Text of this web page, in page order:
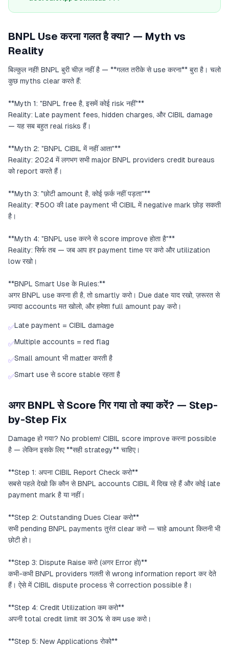
BNPL Use करना गलत है क्या? — Myth vs
Reality
बिल्कुल नहीं! BNPL बुरी चीज़ नहीं है — **गलत तरीके से use करना** बुरा है। चलो
कुछ myths clear करते हैं:
**Myth 1: "BNPL free है, इसमें कोई risk नहीं"**
Reality: Late payment fees, hidden charges, और CIBIL damage
— यह सब बहुत real risks हैं।
**Myth 2: "BNPL CIBIL में नहीं आता"**
Reality: 2024 में लगभग सभी major BNPL providers credit bureaus
को report करते हैं।
**Myth 3: "छोटी amount है, कोई फ़र्क नहीं पड़ता"**
Reality: ₹500 की late payment भी CIBIL में negative mark छोड़ सकती
है।
**Myth 4: "BNPL use करने से score improve होता है"**
Reality: सिर्फ तब — जब आप हर payment time पर करो और utilization
low रखो।
**BNPL Smart Use के Rules:**
अगर BNPL use करना ही है, तो smartly करो। Due date याद रखो, ज़रूरत से
ज़्यादा accounts मत खोलो, और हमेशा full amount pay करो।
✅Late payment = CIBIL damage
✅Multiple accounts = red flag
✅Small amount भी matter करती है
✅Smart use से score stable रहता है
अगर BNPL से Score गिर गया तो क्या करें? — Step-
by-Step Fix
Damage हो गया? No problem! CIBIL score improve करना possible
है — लेकिन इसके लिए **सही strategy** चाहिए।
**Step 1: अपना CIBIL Report Check करो**
सबसे पहले देखो कि कौन से BNPL accounts CIBIL में दिख रहे हैं और कोई late
payment mark है या नहीं।
**Step 2: Outstanding Dues Clear करो**
सभी pending BNPL payments तुरंत clear करो — चाहे amount कितनी भी
छोटी हो।
**Step 3: Dispute Raise करो (अगर Error हो)**
कभी-कभी BNPL providers गलती से wrong information report कर देते
हैं। ऐसे में CIBIL dispute process से correction possible है।
**Step 4: Credit Utilization कम करो**
अपनी total credit limit का 30% से कम use करो।
**Step 5: New Applications रोको**